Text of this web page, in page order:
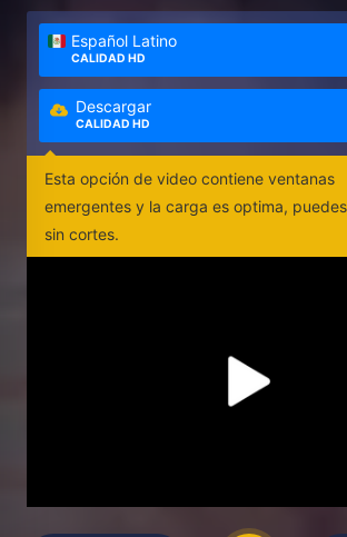
Español Latino
CALIDAD HD
Descargar
CALIDAD HD
Esta opción de video contiene ventanas
emergentes y la carga es optima,
sin cortes.